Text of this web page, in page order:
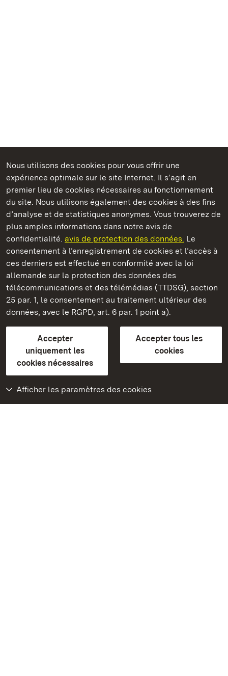
Nous utilisons des cookies pour vous offrir une
expérience optimale sur le site Internet. Il s’agit en
premier lieu de cookies nécessaires au fonctionnement
du site. Nous utilisons également des cookies à des fins
d’analyse et de statistiques anonymes. Vous trouverez de
plus amples informations dans notre avis de
confidentialité. avis de protection des données. Le
consentement à l’enregistrement de cookies et l’accès à
ces derniers est effectué en conformité avec la loi
allemande sur la protection des données des
télécommunications et des télémédias (TTDSG), section
25 par. 1, le consentement au traitement ultérieur des
données, avec le RGPD, art. 6 par. 1 point a).
Accepter
uniquement les
cookies nécessaires
Accepter tous les
cookies
Afficher les paramètres des cookies
Châteaux et jardins publics du Bade-Wurtemberg
Staatliche Schlösser und Gärten Baden‑Württemberg
Châteaux et jardins publics du Bade-Wurtemberg
ContactFAQ et réponsesMentions légales
Protection des données
Explications sur l’accessibilité
BITV-konform (geprüfte Seiten)
plus loin
Accueil
Monuments
Rendez-nous visite